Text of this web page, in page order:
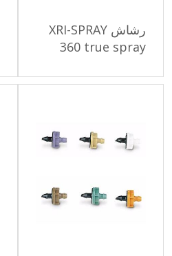
رشاش XRI-SPRAY
360 true spray